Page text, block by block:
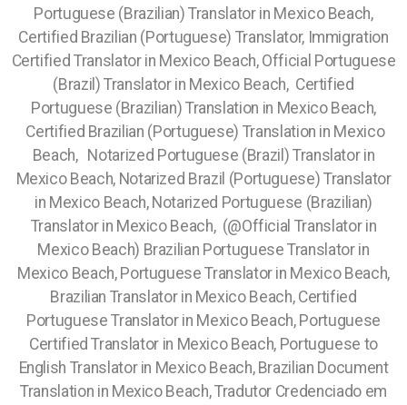
Portuguese (Brazilian) Translator in Mexico Beach,
Certified Brazilian (Portuguese) Translator, Immigration
Certified Translator in Mexico Beach, Official Portuguese
(Brazil) Translator in Mexico Beach, Certified
Portuguese (Brazilian) Translation in Mexico Beach,
Certified Brazilian (Portuguese) Translation in Mexico
Beach, Notarized Portuguese (Brazil) Translator in
Mexico Beach, Notarized Brazil (Portuguese) Translator
in Mexico Beach, Notarized Portuguese (Brazilian)
Translator in Mexico Beach, (@Official Translator in
Mexico Beach) Brazilian Portuguese Translator in
Mexico Beach, Portuguese Translator in Mexico Beach,
Brazilian Translator in Mexico Beach, Certified
Portuguese Translator in Mexico Beach, Portuguese
Certified Translator in Mexico Beach, Portuguese to
English Translator in Mexico Beach, Brazilian Document
Translation in Mexico Beach, Tradutor Credenciado em